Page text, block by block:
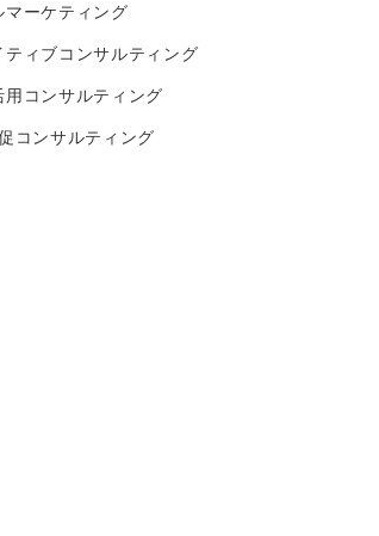
マーケティング
ティブコンサルティング
用コンサルティング
コンサルティング